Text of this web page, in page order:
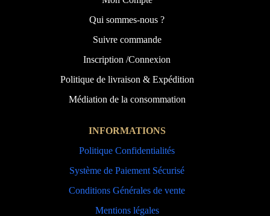
Qui sommes-nous ?
Suivre commande
Inscription /Connexion
Politique de livraison & Expédition
Médiation de la consommation
INFORMATIONS
Politique Confidentialités
Système de Paiement Sécurisé
Conditions Générales de vente
Mentions légales